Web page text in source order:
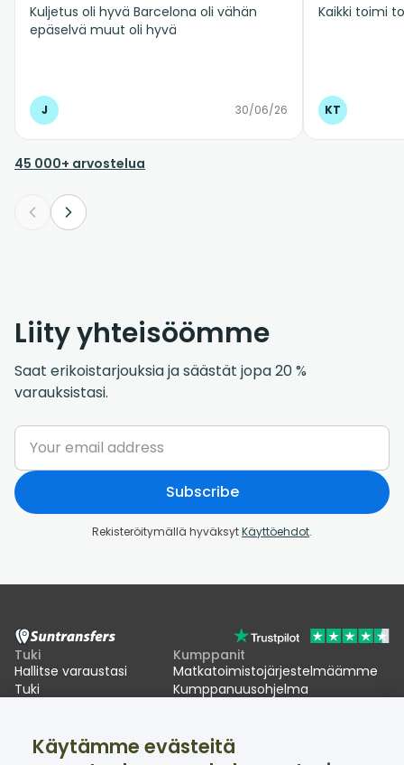
Kuljetus oli hyvä Barcelona oli vähän
epäselvä muut oli hyvä
J 30/06/26
Kaikki toimi
KT
45 000+ arvostelua
Liity yhteisöömme
Saat erikoistarjouksia ja säästät jopa 20 %
varauksistasi.
Subscribe
Rekisteröitymällä hyväksytKäyttöehdot.
Tuki
Hallitse varaustasi
Tuki
Kumppanit
Matkatoimistojärjestelmäämme
Kumppanuusohjelma
Suntransfers
Sosiaalinen media
Käytämme evästeitä